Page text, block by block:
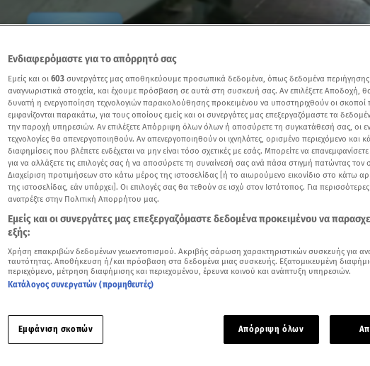
Αγία Βαρβάρα: Ο άγριος καβγάς δύο 19χρονων για τα μάτια ενός αγοριού- Πιάστηκαν στα χέρια κι
τζαμαρία/ Αλήθειες με τη Ζήνα
Δείτε περισσότερα άρθρα μας στα αποτελέσματα αναζήτησης
Ακούστε το άρθρο
Ενδιαφερόμαστε για το απόρρητό σας
Εμείς και οι 603 συνεργάτες μας αποθηκεύουμε προσωπικά δεδομένα, όπως δεδομένα
αναγνωριστικά στοιχεία, και έχουμε πρόσβαση σε αυτά στη συσκευή σας. Αν επιλέξετε Αποδοχή,
δυνατή η ενεργοποίηση τεχνολογιών παρακολούθησης προκειμένου να υποστηριχθούν οι σκοποί
εμφανίζονται παρακάτω, για τους οποίους εμείς και οι συνεργάτες μας επεξεργαζόμαστε τα
την παροχή υπηρεσιών. Αν επιλέξετε Απόρριψη όλων όλων ή αποσύρετε τη συγκατάθεσή σας, οι
τεχνολογίες θα απενεργοποιηθούν. Αν απενεργοποιηθούν οι ιχνηλάτες, ορισμένο περιεχόμενο και
διαφημίσεις που βλέπετε ενδέχεται να μην είναι τόσο σχετικές με εσάς. Μπορείτε να
για να αλλάξετε τις επιλογές σας ή να αποσύρετε τη συναίνεσή σας ανά πάσα στιγμή πατώντας τον
Διαχείριση προτιμήσεων στο κάτω μέρος της ιστοσελίδας [ή το αιωρούμενο εικονίδιο στο κάτω
της ιστοσελίδας, εάν υπάρχει]. Οι επιλογές σας θα τεθούν σε ισχύ στον Ιστότοπος. Για
ανατρέξτε στην Πολιτική Απορρήτου μας.
Εμείς και οι συνεργάτες μας επεξεργαζόμαστε δεδομένα προκειμένου να
εξής:
Χρήση επακριβών δεδομένων γεωεντοπισμού. Ακριβής σάρωση χαρακτηριστικών συσκευής για
ταυτότητας. Αποθήκευση ή/και πρόσβαση στα δεδομένα μιας συσκευής. Εξατομικευμένη
περιεχόμενο, μέτρηση διαφήμισης και περιεχομένου, έρευνα κοινού και ανάπτυξη υπηρεσιών.
Κατάλογος συνεργατών (προμηθευτές)
Εμφάνιση σκοπών Απόρριψη όλων